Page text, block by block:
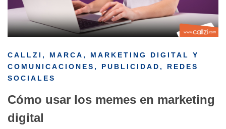
CALLZI , MARCA , MARKETING DIGITAL Y
COMUNICACIONES , PUBLICIDAD , REDES
SOCIALES
Cómo usar los memes en marketing
digital